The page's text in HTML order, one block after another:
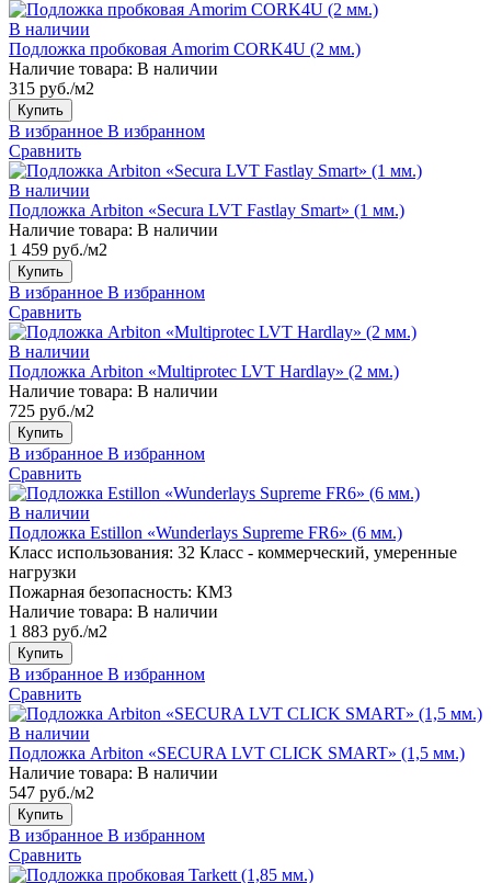
В наличии
Подложка пробковая Amorim CORK4U (2 мм.)
Наличие товара: В наличии
315 руб./м2
Купить
В избранное В избранном
Сравнить
В наличии
Подложка Arbiton «Secura LVT Fastlay Smart» (1 мм.)
Наличие товара: В наличии
1 459 руб./м2
Купить
В избранное В избранном
Сравнить
В наличии
Подложка Arbiton «Multiprotec LVT Hardlay» (2 мм.)
Наличие товара: В наличии
725 руб./м2
Купить
В избранное В избранном
Сравнить
В наличии
Подложка Estillon «Wunderlays Supreme FR6» (6 мм.)
Класс использования: 32 Класс - коммерческий, умеренные
нагрузки
Пожарная безопасность: КМ3
Наличие товара: В наличии
1 883 руб./м2
Купить
В избранное В избранном
Сравнить
В наличии
Подложка Arbiton «SECURA LVT CLICK SMART» (1,5 мм.)
Наличие товара: В наличии
547 руб./м2
Купить
В избранное В избранном
Сравнить